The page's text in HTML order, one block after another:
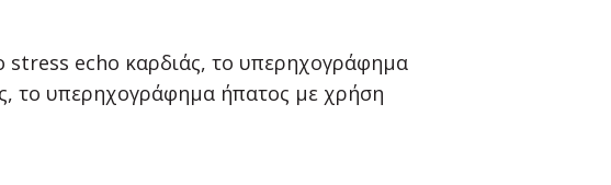
stress echo καρδιάς, το υπερηχογράφημα
το υπερηχογράφημα ήπατος με χρήση